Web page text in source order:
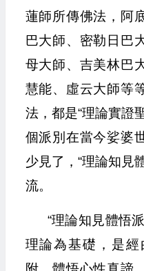
蓮師所傳佛法，阿
巴大師、密勒日巴
母大師、吉美林巴
慧能、虛云大師等
法，都是“理論實證
個派別在當今娑婆
少見了，“理論知見
流。
“理論知見體悟
理論為基礎，是